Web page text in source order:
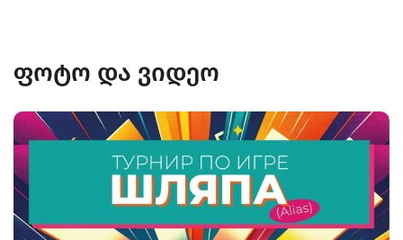
ფოტო და ვიდეო